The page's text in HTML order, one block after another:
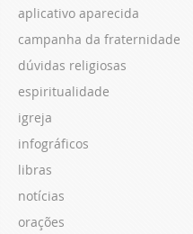
aplicativo aparecida
campanha da fraternidade
dúvidas religiosas
espiritualidade
igreja
infográficos
libras
notícias
orações